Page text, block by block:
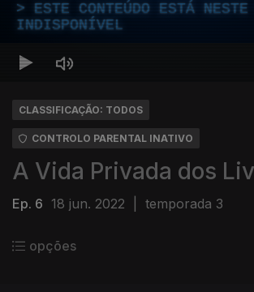
ESTE CONTEÚDO ESTÁ NESTE
INDISPONÍVEL
CLASSIFICAÇÃO: TODOS
CONTROLO PARENTAL INATIVO
A Vida Privada dos
Ep. 6 18 jun. 2022 temporada 3
opções